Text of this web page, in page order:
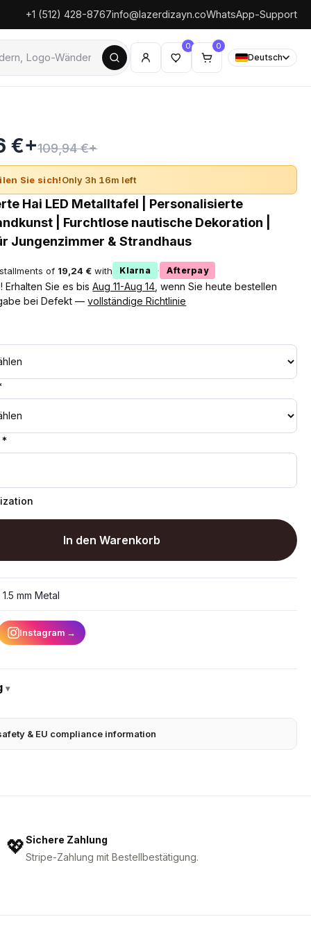
+1 (512) 428-8767info@lazerdizayn.coWhatsApp-Support
0 0
Deutsch
€+109,94 €+
Sie sich!Only 3h 16m left
Hai LED Metalltafel | Personalisierte
| Furchtlose nautische Dekoration |
Jungenzimmer & Strandhaus
of 19,24 € with Klarna · Afterpay
Erhalten Sie es bisAug 11-Aug 14 , wenn Sie heute bestellen
bei Defekt —vollständige Richtlinie
In den Warenkorb
1.5 mm Metal
Instagram →
▾
& EU compliance information
💖Sichere Zahlung
Stripe-Zahlung mit Bestellbestätigung.